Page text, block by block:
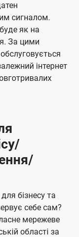
сигналом.
як на
За цими
інтернет
бізнесу та
себе сам?
мережеве
області за